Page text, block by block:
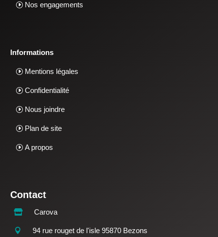
Nos engagements
Informations
Mentions légales
Confidentialité
Nous joindre
Plan de site
A propos
Contact
 Carova
 94 rue rouget de l'isle 95870 Bezons